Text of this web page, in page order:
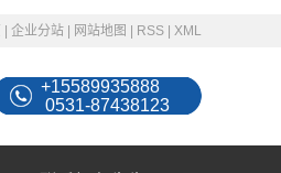
企业分站 网站地图 RSS XML
+15589935888
0531-87438123